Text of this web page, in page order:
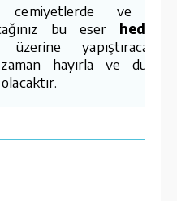
cemiyetlerde ve
bu eser
hayırla ve dua